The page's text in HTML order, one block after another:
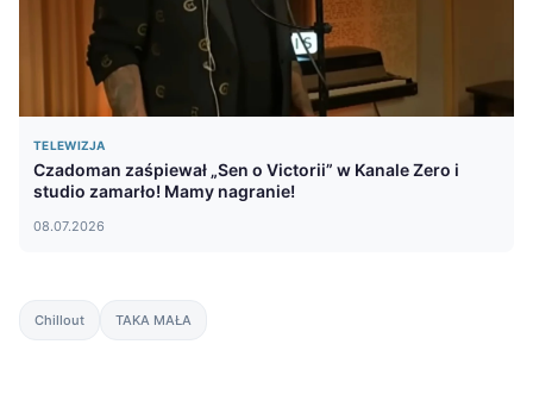
TELEWIZJA
Czadoman zaśpiewał „Sen o Victorii” w Kanale Zero i
studio zamarło! Mamy nagranie!
08.07.2026
Chillout TAKA MAŁA